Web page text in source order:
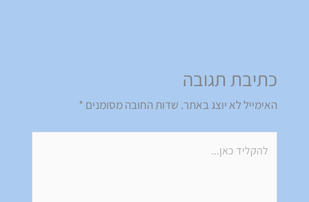
כתיבת תגובה
האימייל לא יוצג באתר. שדות החובה מסומנים *